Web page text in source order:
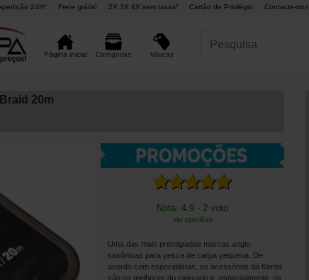
24H° Frete grátis¹ 2X 3X 4X sem taxas² Cartão de Privilégio Contacte-nos
Página inicial Categorias Marcas
20m
Nota: 4.9 - 2 voto
Ver opiniões
Uma das mais prestigiadas marcas anglo-
saxônicas para pesca de carpa pequena. De
acordo com especialistas, os acessórios da Korda
são os melhores do mercado e, especialmente, os